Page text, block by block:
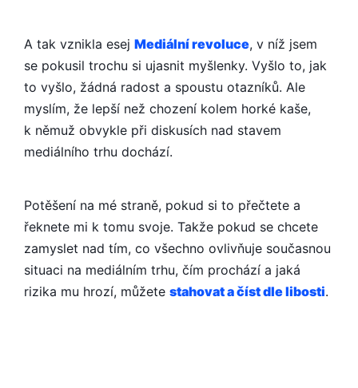
A tak vznikla esej Mediální revoluce, v níž jsem
se pokusil trochu si ujasnit myšlenky. Vyšlo to, jak
to vyšlo, žádná radost a spoustu otazníků. Ale
myslím, že lepší než chození kolem horké kaše,
k němuž obvykle při diskusích nad stavem
mediálního trhu dochází.
Potěšení na mé straně, pokud si to přečtete a
řeknete mi k tomu svoje. Takže pokud se chcete
zamyslet nad tím, co všechno ovlivňuje současnou
situaci na mediálním trhu, čím prochází a jaká
rizika mu hrozí, můžete stahovat a číst dle libosti.